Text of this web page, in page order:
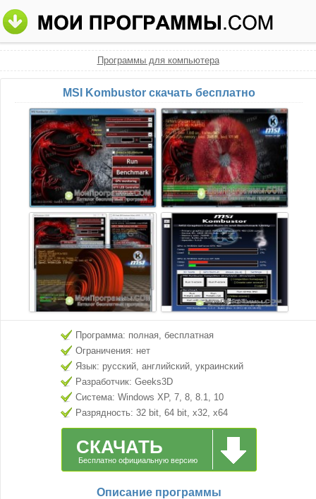
Программы для компьютера
MSI Kombustor скачать бесплатно
Программа: полная, бесплатная
Ограничения: нет
Язык: русский, английский, украинский
Разработчик: Geeks3D
Система: Windows XP, 7, 8, 8.1, 10
Разрядность: 32 bit, 64 bit, x32, x64
СКАЧАТЬ
Бесплатно официальную версию
Описание программы